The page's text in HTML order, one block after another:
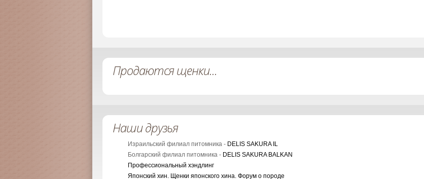
Продаются щенки...
Наши друзья
Израильский филиал питомника - DELIS SAKURA IL
Болгарский филиал питомника - DELIS SAKURA BALKAN
Профессиональный хэндлинг
Японский хин. Щенки японского хина. Форум о породе